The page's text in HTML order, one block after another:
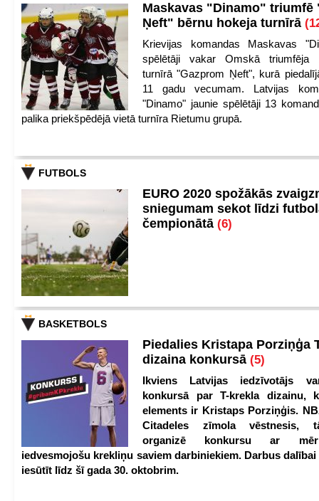
Maskavas "Dinamo" triumfē
Ņeft" bērnu hokeja turnīrā
Krievijas komandas Maskavas
spēlētāji vakar Omskā triumfēja
turnīrā "Gazprom Ņeft", kurā
11 gadu vecumam. Latvijas
"Dinamo" jaunie spēlētāji 13
palika priekšpēdējā vietā turnīra Rietumu grupā.
FUTBOLS
EURO 2020 spožākās
sniegumam sekot līdzi
čempionātā (6)
BASKETBOLS
Piedalies Kristapa Porziņģa
dizaina konkursā (5)
Ikviens Latvijas iedzīvotājs
konkursā par T-krekla dizainu,
elements ir Kristaps Porziņģis.
Citadeles zīmola vēstnesis,
organizē konkursu ar
iedvesmojošu krekliņu saviem darbiniekiem. Darbus
iesūtīt līdz šī gada 30. oktobrim.